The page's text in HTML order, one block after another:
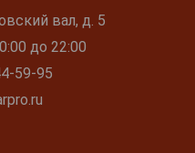
вал, д. 5
до 22:00
59-95